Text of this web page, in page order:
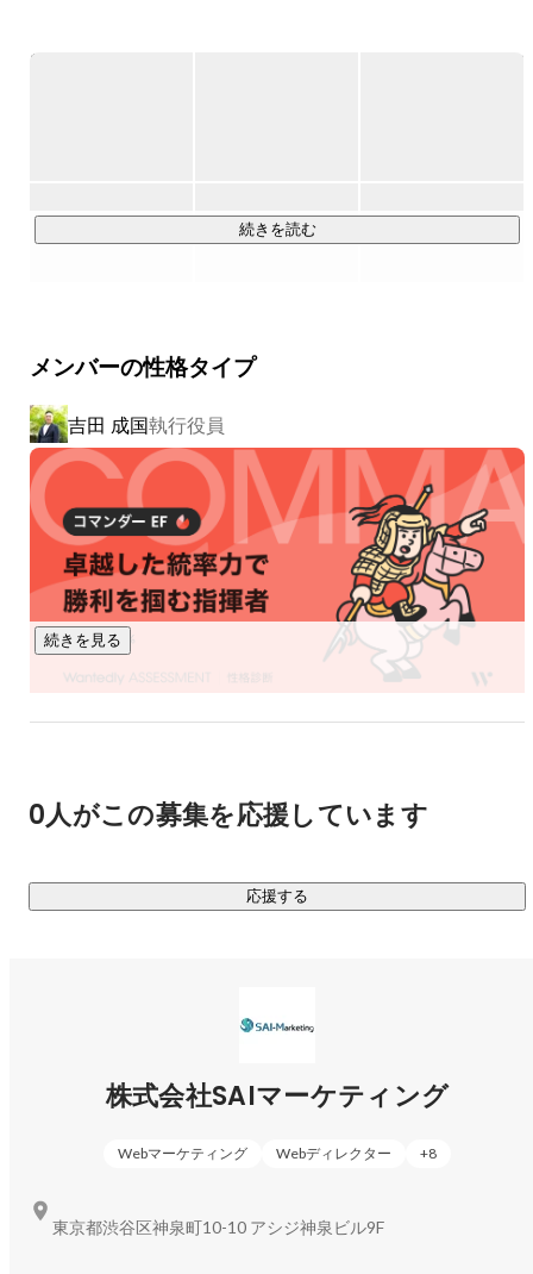
支援。クライアントの代わりに広告費や制作費を負担し、実
・WEBデザイン・クリエイティブ制作
・カスタマーサクセス・サポート代行
▍業績
￣￣￣￣￣￣￣￣￣￣
2024年　売上高15億円　社員数20名
2025年　売上高30億円　社員数30名
2027年　売上高100億円　社員数75名
▍案件事例
￣￣￣￣￣￣￣￣￣￣
弊社が得意としてるWeb広告を使ったビジネスモデルに最適
な商材を持っているアライアンスパートナーと共に「オンラ
□パートナー企業の業種・支援事例
・副業／投資／健康／恋愛／占い／自己啓発／語学／AI関連
▍私たちの強み
利益をシェアするビジネスモデルの性質上、クライアントが
気持ちベースで寄り添うのではなく、レベニューシェアとい
うビジネスモデル自体がクライアントに寄り添う設計になっ
続きを読む
メンバーの性格タイプ
吉田 成国執行役員
続きを見る
0人がこの募集を応援しています
応援する
株式会社SAIマーケティング
Webマーケティング Webディレクター +8
東京都渋谷区神泉町10-10 アシジ神泉ビル9F